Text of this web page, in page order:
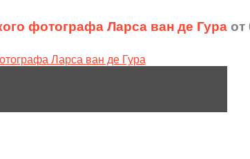
фотографа Ларса ван де Гура от